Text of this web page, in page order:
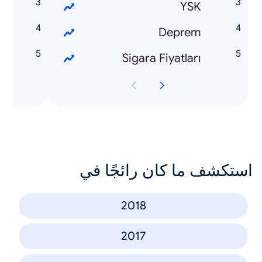
YSK
Deprem
Sigara Fiyatları
استكشف ما كان رائجًا في
2018
2017